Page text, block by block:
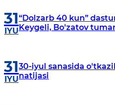
31
IYU
“Dolzarb 40 kun”
Keygeli, Bo'zatov
31
IYU
30-iyul sanasida
natijasi